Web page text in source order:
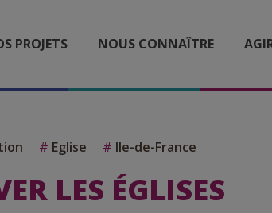
PROJETS NOUS CONNAÎTRE
# Eglise # Ile-de-France
LES ÉGLISES